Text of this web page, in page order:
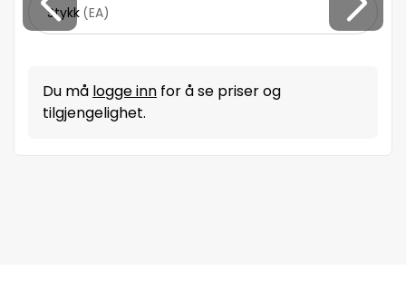
Stykk (EA)
Du må logge inn for å se priser og
tilgjengelighet.